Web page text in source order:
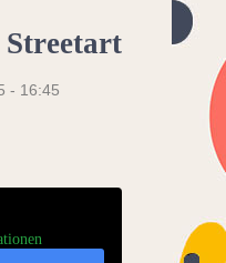
Streetart
- 16:45